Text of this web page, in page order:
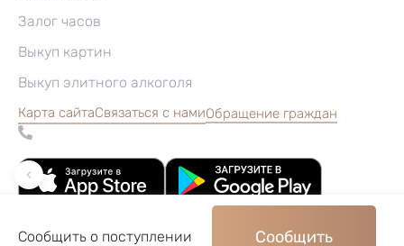
Сообщить о поступлении Сообщить
Залог часов
Выкуп картин
Выкуп элитного алкоголя
Карта сайтаСвязаться с намиОбращение граждан